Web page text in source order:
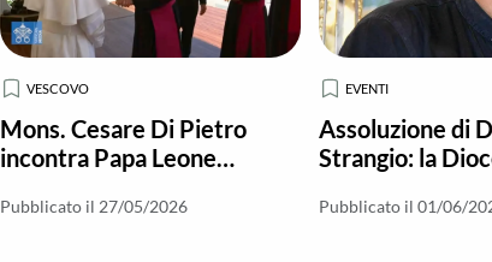
VESCOVO
Mons. Cesare Di Pietro
incontra Papa Leone
Vescovo di Locri-Gerace
Pubblicato il 27/05/2026
EVENTI
Assoluzione di
Strangio: la
fiducia
Pubblicato il 01/06/